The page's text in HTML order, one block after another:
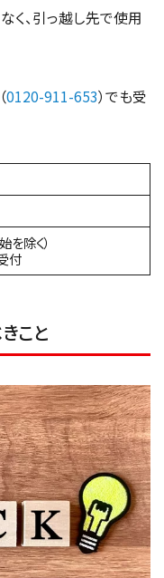
く、引っ越し先で使用
0120-911-653）でも受
を除く）
付
こと